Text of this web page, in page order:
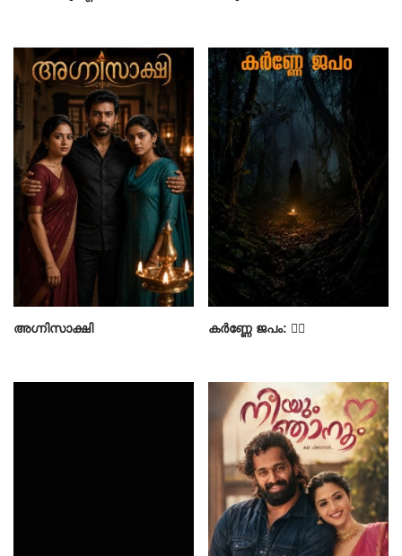
അഗ്നിസാക്ഷി കർണ്ണേ ജപം: 👂🏾